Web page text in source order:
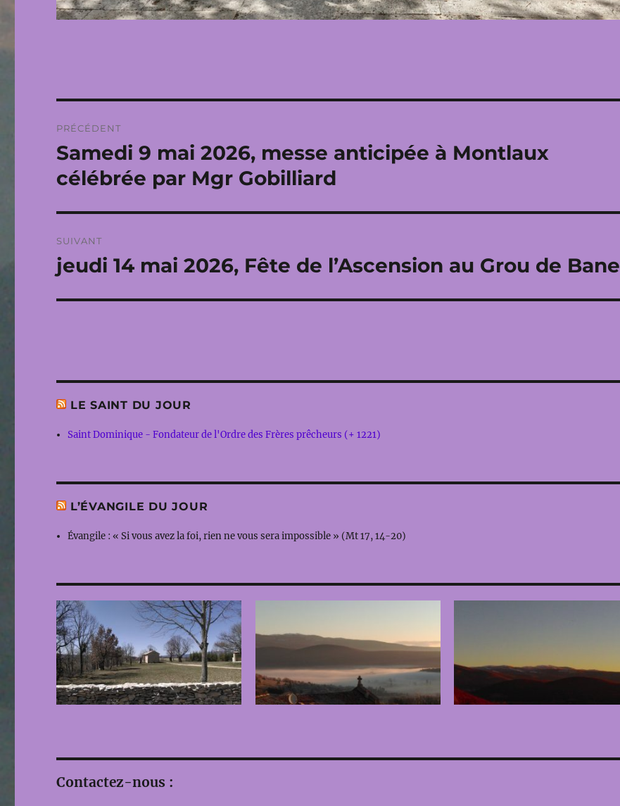
de
l’article
PRÉCÉDENT
Publication
précédente :
Samedi 9 mai 2026, messe anticipée à Montlaux
célébrée par Mgr Gobilliard
SUIVANT
Publication
jeudi 14 mai 2026, Fête de l’Ascension au Grou de Bane
LE SAINT DU JOUR
Saint Dominique - Fondateur de l'Ordre des Frères prêcheurs (+ 1221)
L’ÉVANGILE DU JOUR
Évangile : « Si vous avez la foi, rien ne vous sera impossible » (Mt 17, 14-20)
Contactez-nous :